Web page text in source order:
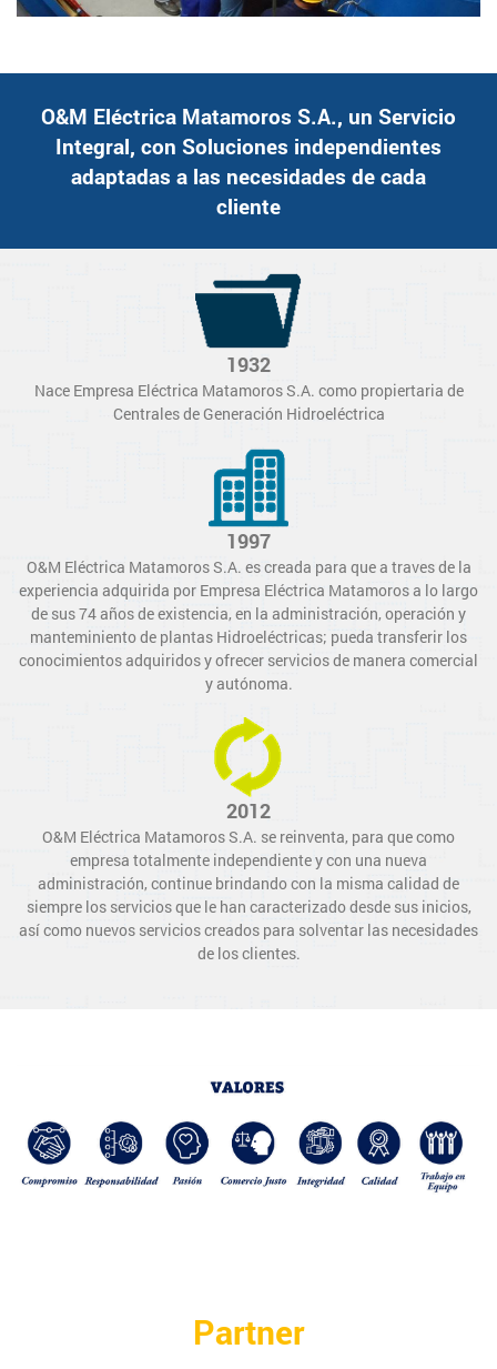
O&M Eléctrica Matamoros S.A., un Servicio
Integral, con Soluciones independientes
adaptadas a las necesidades de cada
cliente
1932
Nace Empresa Eléctrica Matamoros S.A. como propiertaria de
Centrales de Generación Hidroeléctrica
1997
O&M Eléctrica Matamoros S.A. es creada para que a traves de la
experiencia adquirida por Empresa Eléctrica Matamoros a lo largo
de sus 74 años de existencia, en la administración, operación y
manteminiento de plantas Hidroeléctricas; pueda transferir los
conocimientos adquiridos y ofrecer servicios de manera comercial
y autónoma.
2012
O&M Eléctrica Matamoros S.A. se reinventa, para que como
empresa totalmente independiente y con una nueva
administración, continue brindando con la misma calidad de
siempre los servicios que le han caracterizado desde sus inicios,
así como nuevos servicios creados para solventar las necesidades
de los clientes.
Partner